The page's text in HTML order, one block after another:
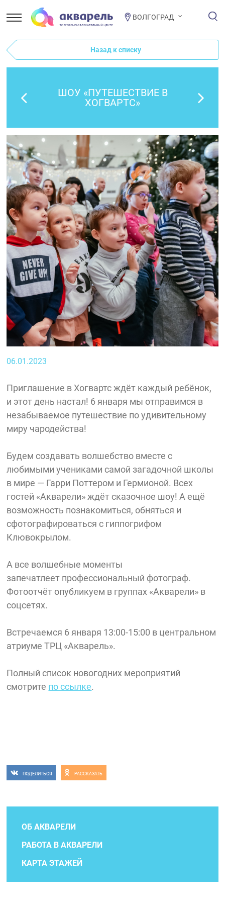
ВОЛГОГРАД
Назад к списку
ШОУ «ПУТЕШЕСТВИЕ В
ХОГВАРТС»
06.01.2023
Приглашение в Хогвартс ждёт каждый ребёнок,
и этот день настал! 6 января мы отправимся в
незабываемое путешествие по удивительному
миру чародейства!
Будем создавать волшебство вместе с
любимыми учениками самой загадочной школы
в мире — Гарри Поттером и Гермионой. Всех
гостей «Акварели» ждёт сказочное шоу! А ещё
возможность познакомиться, обняться и
сфотографироваться с гиппогрифом
Клювокрылом.
А все волшебные моменты
запечатлеет профессиональный фотограф.
Фотоотчёт опубликуем в группах «Акварели» в
соцсетях.
Встречаемся 6 января 13:00-15:00 в центральном
атриуме ТРЦ «Акварель».
Полный список новогодних мероприятий
смотрите по ссылке.
ПОДЕЛИТЬСЯ РАССКАЗАТЬ
ОБ АКВАРЕЛИ
РАБОТА В АКВАРЕЛИ
КАРТА ЭТАЖЕЙ